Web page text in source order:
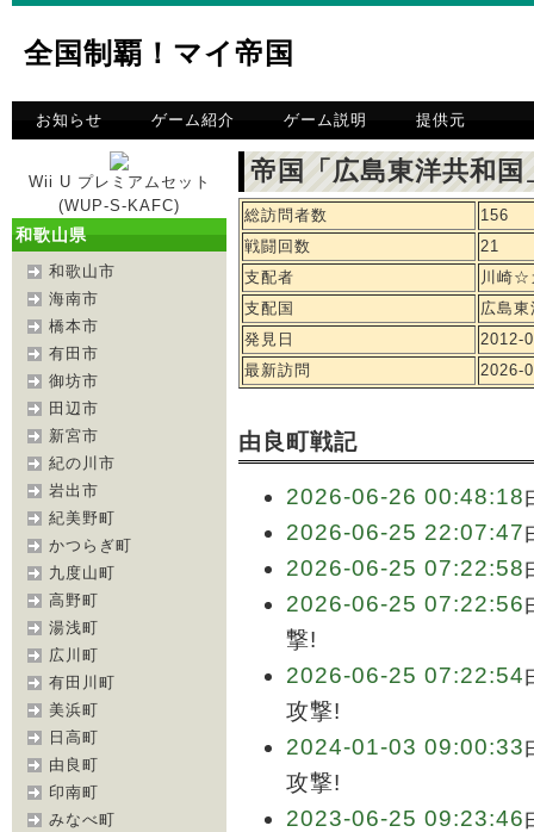
全国制覇！マイ帝国
お知らせ ゲーム紹介 ゲーム説明 提供元
Wii U プレミアムセット
(WUP-S-KAFC)
和歌山県
和歌山市
海南市
橋本市
有田市
御坊市
田辺市
新宮市
紀の川市
岩出市
紀美野町
かつらぎ町
九度山町
高野町
湯浅町
広川町
有田川町
美浜町
日高町
由良町
印南町
みなべ町
帝国「広島東洋共和
総訪問者数
156
戦闘回数
21
支配者
川崎☆
支配国
広島
発見日
2012-
最新訪問
2026-
由良町戦記
2026-06-26 00:48:18
2026-06-25 22:07:47
2026-06-25 07:22:58
2026-06-25 07:22:56
撃!
2026-06-25 07:22:54
攻撃!
2024-01-03 09:00:33
攻撃!
2023-06-25 09:23:46